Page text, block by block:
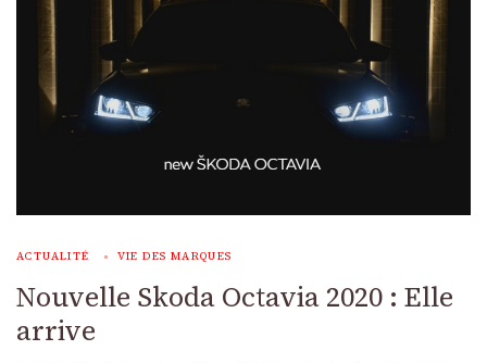
ACTUALITÉ VIE DES MARQUES
Nouvelle Skoda Octavia 2020 : Elle
arrive